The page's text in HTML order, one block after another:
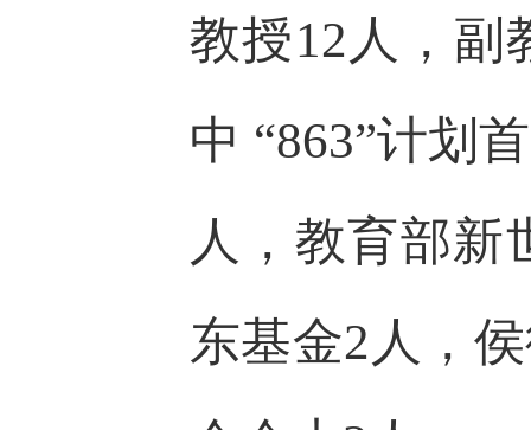
教授12人，副
中 “863”计划
人，教育部新
东基金2人，